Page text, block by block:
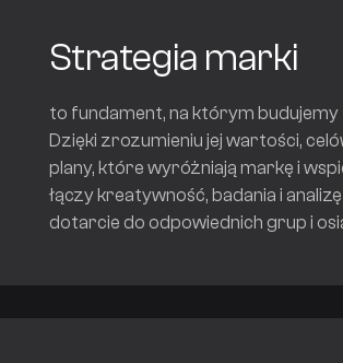
Strategia marki
to fundament, na którym budujemy
Dzięki zrozumieniu jej wartości,
plany, które wyróżniają markę i
łączy kreatywność, badania i
dotarcie do odpowiednich grup i